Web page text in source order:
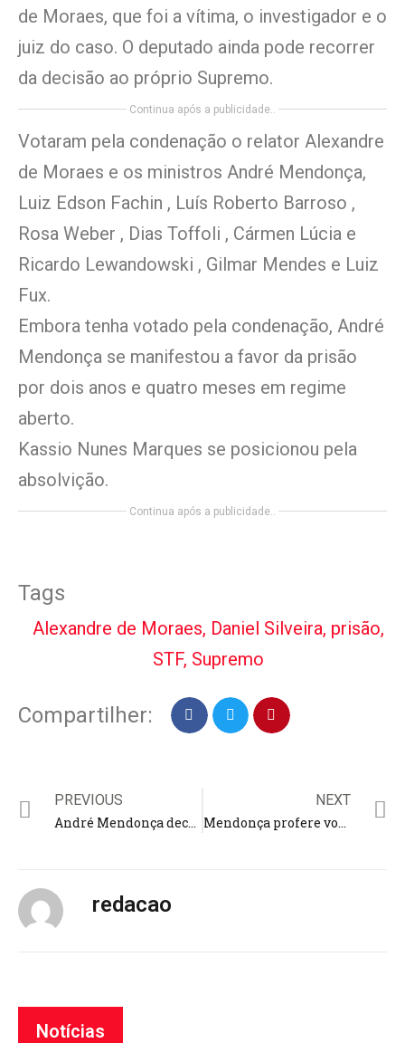
de Moraes, que foi a vítima, o investigador e o
juiz do caso. O deputado ainda pode recorrer
da decisão ao próprio Supremo.
Continua após a publicidade..
Votaram pela condenação o relator Alexandre
de Moraes e os ministros André Mendonça,
Luiz Edson Fachin , Luís Roberto Barroso ,
Rosa Weber , Dias Toffoli , Cármen Lúcia e
Ricardo Lewandowski , Gilmar Mendes e Luiz
Fux.
Embora tenha votado pela condenação, André
Mendonça se manifestou a favor da prisão
por dois anos e quatro meses em regime
aberto.
Kassio Nunes Marques se posicionou pela
absolvição.
Continua após a publicidade..
Tags
Alexandre de Moraes, Daniel Silveira, prisão,
STF, Supremo
Compartilher:
PREVIOUS
André Mendonça decepciona evangélicos ao condenar Daniel Silveira
NEXT
Mendonça profere voto e Daniel Silveira pode ser condenado no STF
redacao
Notícias